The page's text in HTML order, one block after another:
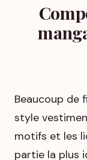
Beaucoup de
style
motifs et les
partie la plus